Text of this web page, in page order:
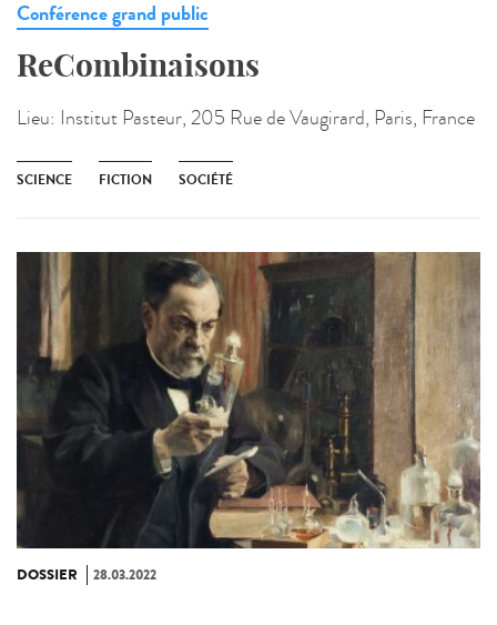
Conférence grand public
ReCombinaisons
Lieu: Institut Pasteur, 205 Rue de Vaugirard, Paris, France
SCIENCE FICTION SOCIÉTÉ
DOSSIER 28.03.2022